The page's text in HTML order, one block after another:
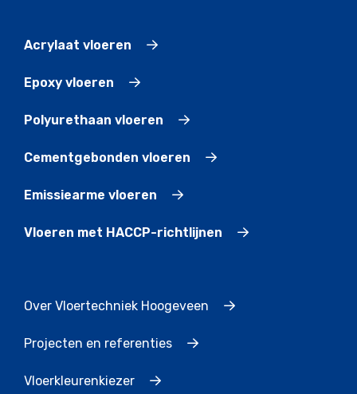
Acrylaat vloeren
Epoxy vloeren
Polyurethaan vloeren
Cementgebonden vloeren
Emissiearme vloeren
Vloeren met HACCP-richtlijnen
Over Vloertechniek Hoogeveen
Projecten en referenties
Vloerkleurenkiezer